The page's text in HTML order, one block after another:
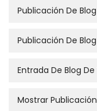
Publicación De
Publicación De
Entrada De Blog
Mostrar Publicación